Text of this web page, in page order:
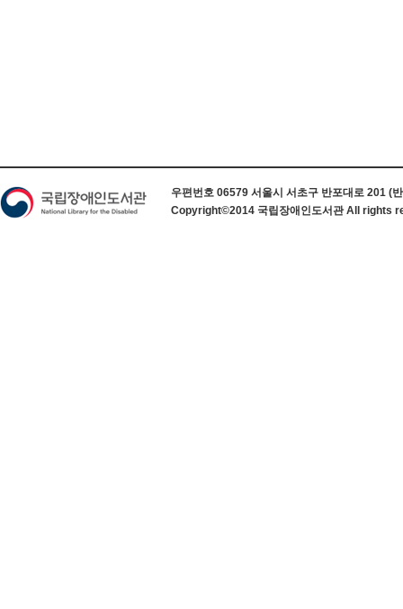
우편번호 06579 서울시 서초구 반포대로 201 (
Copyright©2014 국립장애인도서관 All rights